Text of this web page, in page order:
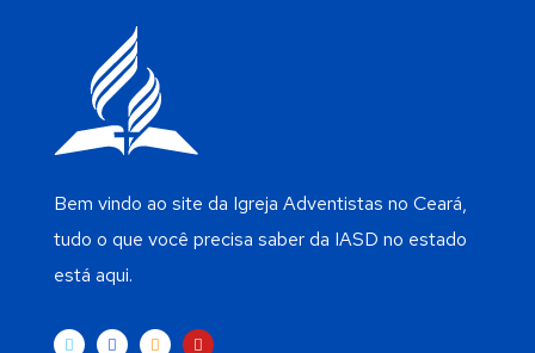
Bem vindo ao site da Igreja Adventistas no Ceará,
tudo o que você precisa saber da IASD no estado
está aqui.